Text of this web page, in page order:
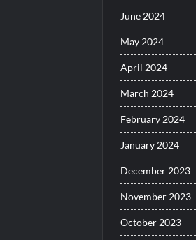
June 2024
May 2024
April 2024
March 2024
February 2024
January 2024
December 2023
November 2023
October 2023